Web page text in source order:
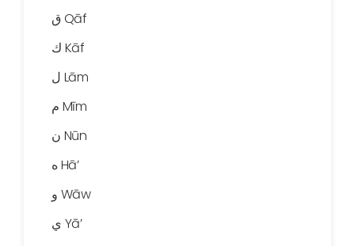
ق Qāf
ك Kāf
ل Lām
م Mīm
ن Nūn
ه Hā’
و Wāw
ي Yā’